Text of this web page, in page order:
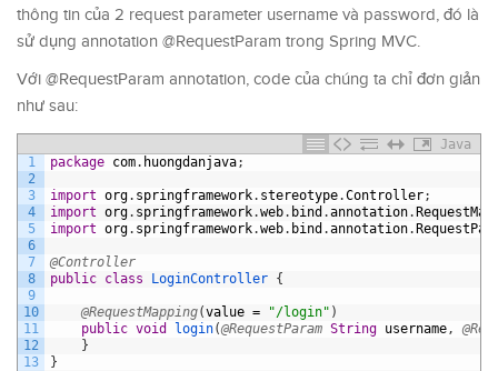
thông tin của 2 request parameter username và password, đó là
sử dụng annotation @RequestParam trong Spring MVC.
Với @RequestParam annotation, code của chúng ta chỉ đơn giản
như sau:
Java
1
2
3
4
5
6
7
8
9
10
11
12
13
package com. huongdanjava;
import org. springframework. stereotype.Controller;
import org. springframework.web. bind .annotation.
import org. springframework.web. bind .annotation.
@Controller
public class LoginController {
@RequestMapping(value = "/login" )
public void login(@RequestParam String username ,
}
}